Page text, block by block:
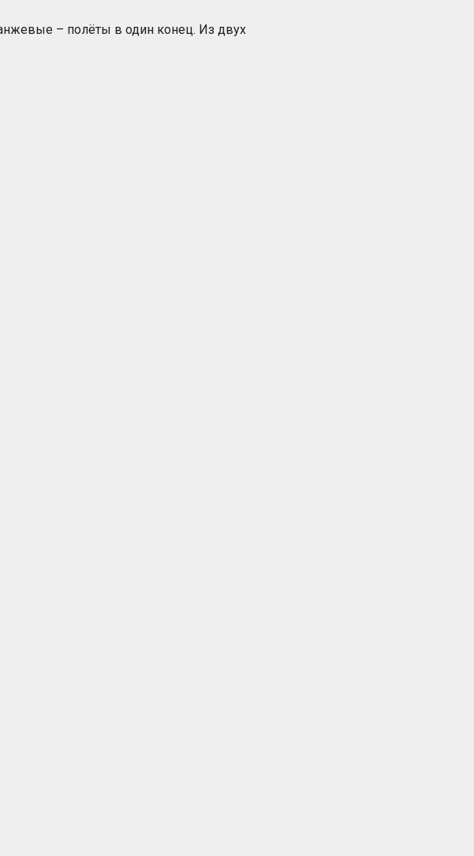
– полёты в один конец. Из двух